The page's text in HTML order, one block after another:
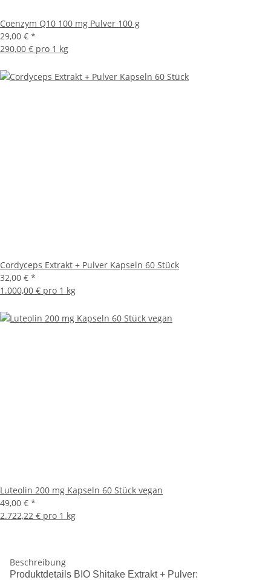
Coenzym Q10 100 mg Pulver 100 g
29,00 € *
290,00 € pro 1 kg
Cordyceps Extrakt + Pulver Kapseln 60 Stück
32,00 € *
1.000,00 € pro 1 kg
Luteolin 200 mg Kapseln 60 Stück vegan
49,00 € *
2.722,22 € pro 1 kg
Beschreibung
Produktdetails BIO Shitake Extrakt + Pulver: